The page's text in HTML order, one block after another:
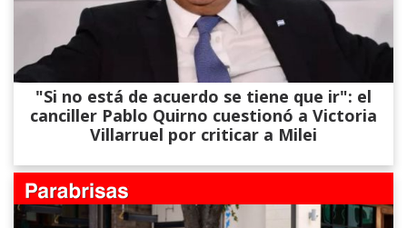
"Si no está de acuerdo se tiene que ir": el
canciller Pablo Quirno cuestionó a Victoria
Villarruel por criticar a Milei